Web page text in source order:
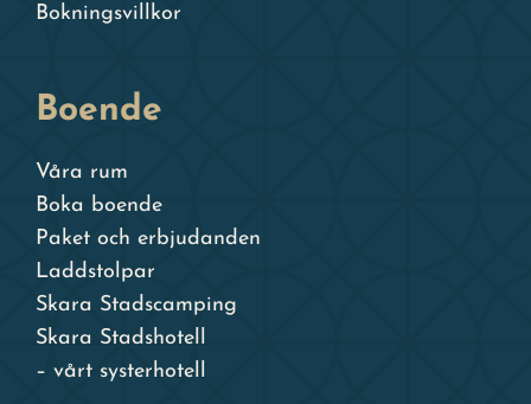
Bokningsvillkor
Boende
Våra rum
Boka boende
Paket och erbjudanden
Laddstolpar
Skara Stadscamping
Skara Stadshotell
– vårt systerhotell